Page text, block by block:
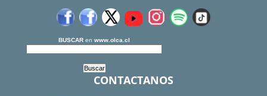
BUSCAR en www.olca.cl
CONTACTANOS